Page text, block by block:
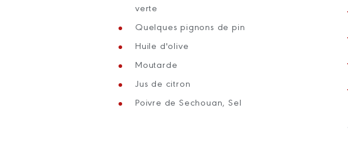
verte
Quelques pignons de pin
Huile d'olive
Moutarde
Jus de citron
Poivre de Sechouan, Sel